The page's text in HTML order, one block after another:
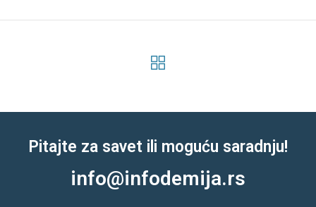
Pitajte za savet ili moguću saradnju!
info@infodemija.rs